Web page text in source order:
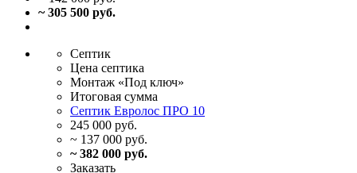
~ 305 500 руб.
Септик
Цена септика
Монтаж «Под ключ»
Итоговая сумма
Септик Евролос ПРО 10
245 000 руб.
~ 137 000 руб.
~ 382 000 руб.
Заказать